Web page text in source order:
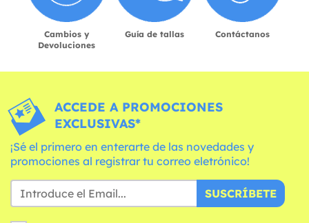
Cambios y
Devoluciones
Guía de tallas Contáctanos
ACCEDE A PROMOCIONES
EXCLUSIVAS*
¡Sé el primero en enterarte de las novedades y
promociones al registrar tu correo eletrónico!
SUSCRÍBETE